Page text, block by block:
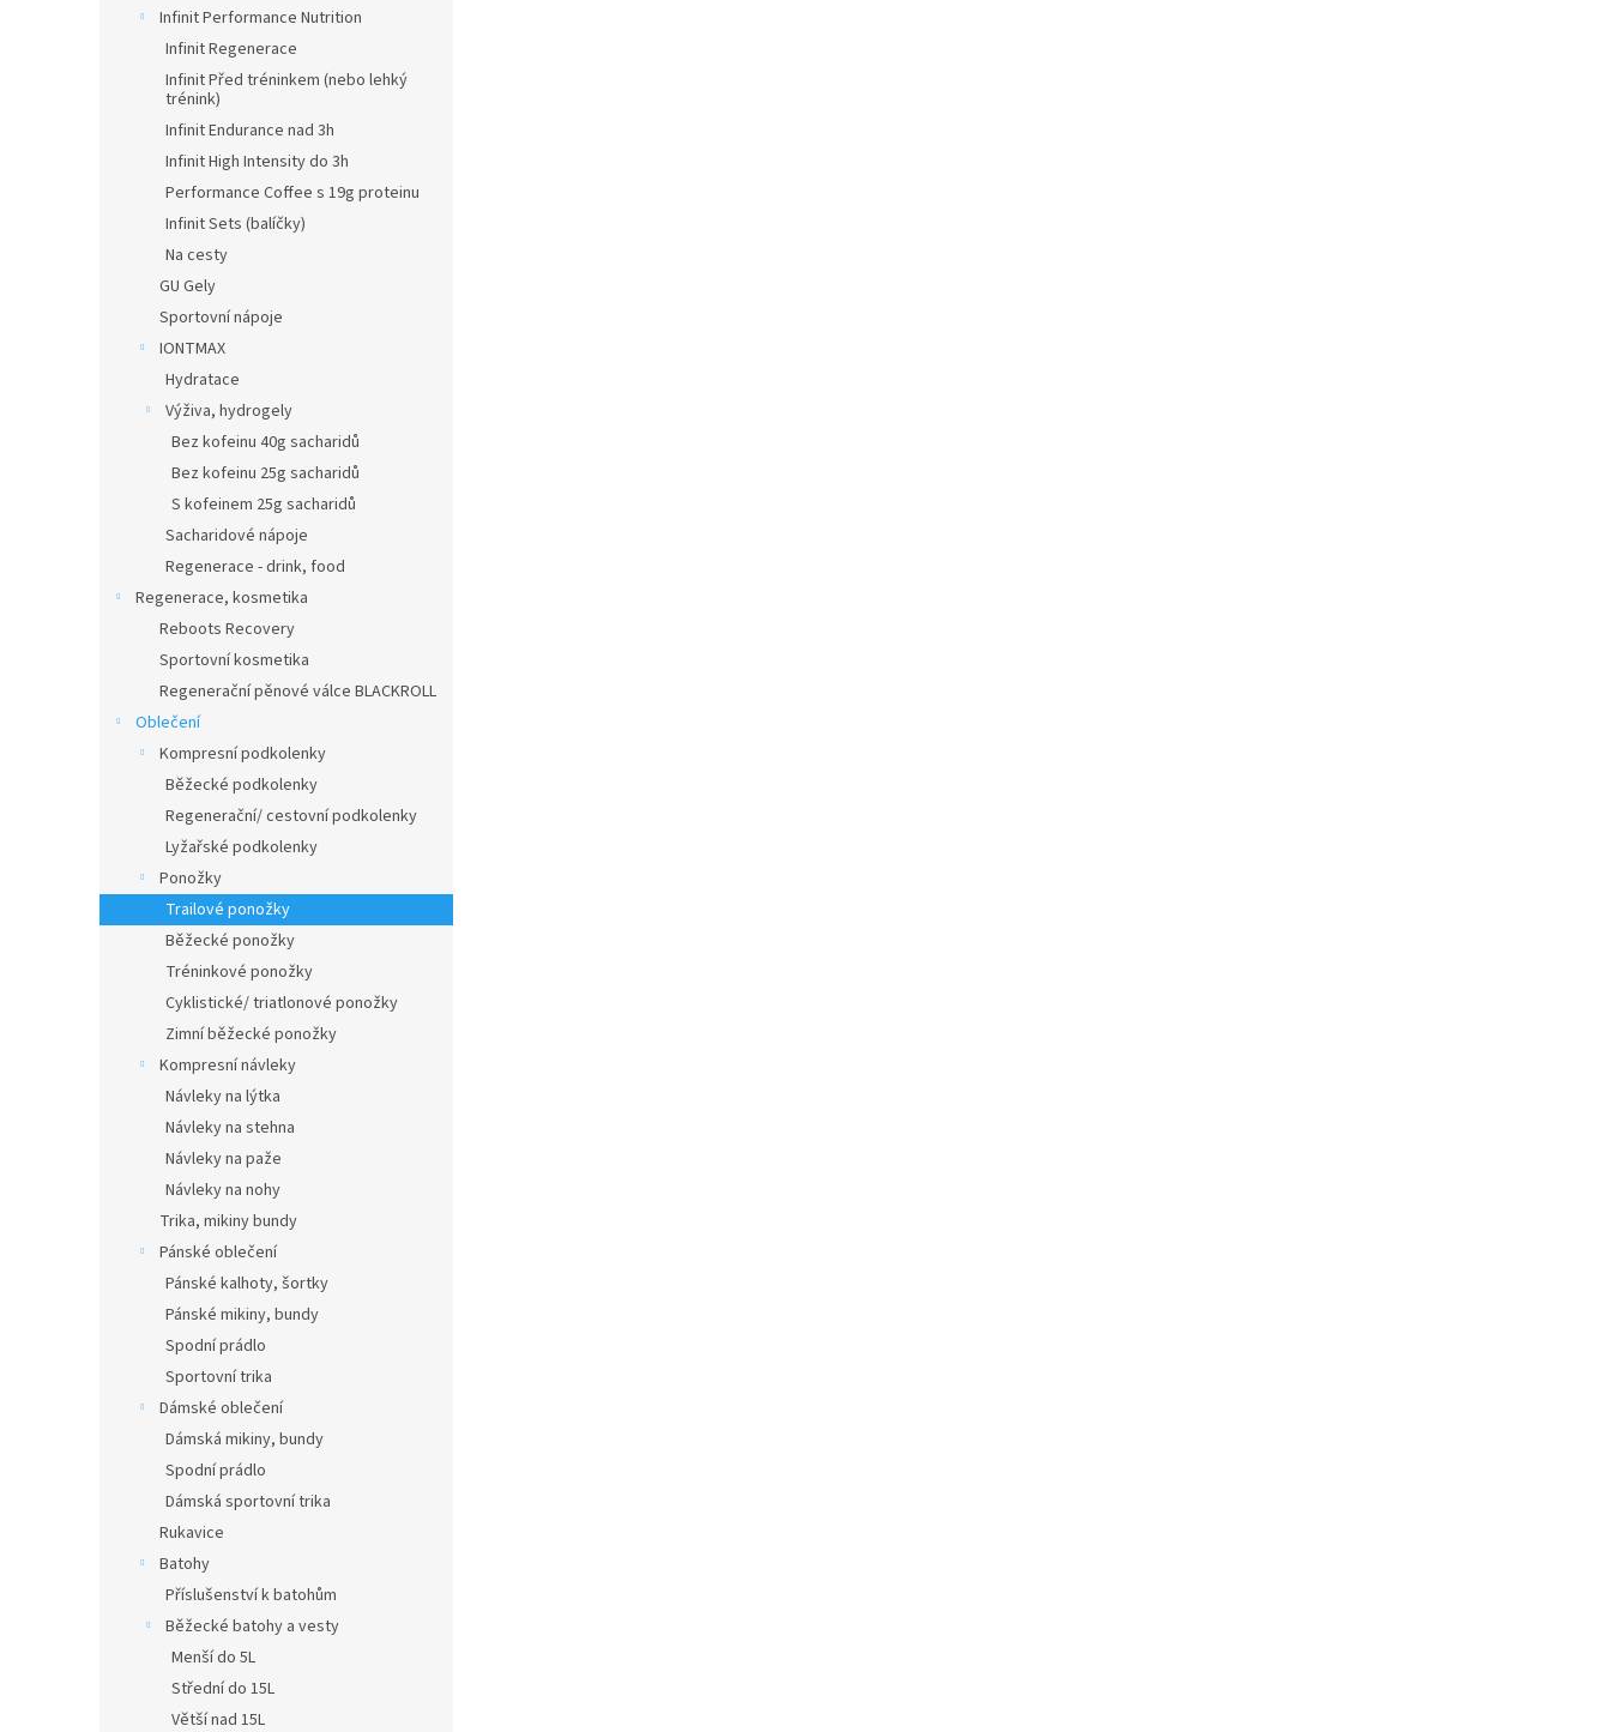
Infinit Performance Nutrition
Infinit Regenerace
Infinit Před tréninkem (nebo lehký
trénink)
Infinit Endurance nad 3h
Infinit High Intensity do 3h
Performance Coffee s 19g proteinu
Infinit Sets (balíčky)
Na cesty
GU Gely
Sportovní nápoje
IONTMAX
Hydratace
Výživa, hydrogely
Bez kofeinu 40g sacharidů
Bez kofeinu 25g sacharidů
S kofeinem 25g sacharidů
Sacharidové nápoje
Regenerace - drink, food
Regenerace, kosmetika
Reboots Recovery
Sportovní kosmetika
Regenerační pěnové válce BLACKROLL
Oblečení
Kompresní podkolenky
Běžecké podkolenky
Regenerační/ cestovní podkolenky
Lyžařské podkolenky
Ponožky
Trailové ponožky
Běžecké ponožky
Tréninkové ponožky
Cyklistické/ triatlonové ponožky
Zimní běžecké ponožky
Kompresní návleky
Návleky na lýtka
Návleky na stehna
Návleky na paže
Návleky na nohy
Trika, mikiny bundy
Pánské oblečení
Pánské kalhoty, šortky
Pánské mikiny, bundy
Spodní prádlo
Sportovní trika
Dámské oblečení
Dámská mikiny, bundy
Spodní prádlo
Dámská sportovní trika
Rukavice
Batohy
Příslušenství k batohům
Běžecké batohy a vesty
Menší do 5L
Střední do 15L
Větší nad 15L